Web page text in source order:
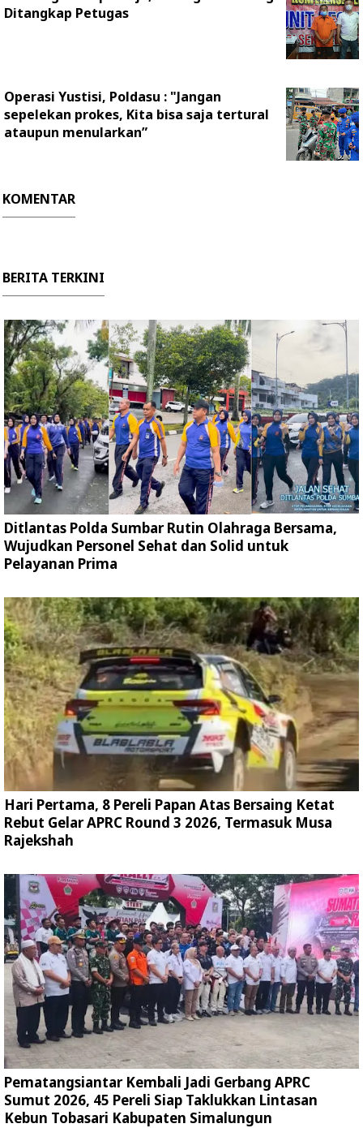
Ditangkap Petugas
Operasi Yustisi, Poldasu : "Jangan
sepelekan prokes, Kita bisa saja tertural
ataupun menularkan”
KOMENTAR
BERITA TERKINI
Ditlantas Polda Sumbar Rutin Olahraga Bersama,
Wujudkan Personel Sehat dan Solid untuk
Pelayanan Prima
Hari Pertama, 8 Pereli Papan Atas Bersaing Ketat
Rebut Gelar APRC Round 3 2026, Termasuk Musa
Rajekshah
Pematangsiantar Kembali Jadi Gerbang APRC
Sumut 2026, 45 Pereli Siap Taklukkan Lintasan
Kebun Tobasari Kabupaten Simalungun